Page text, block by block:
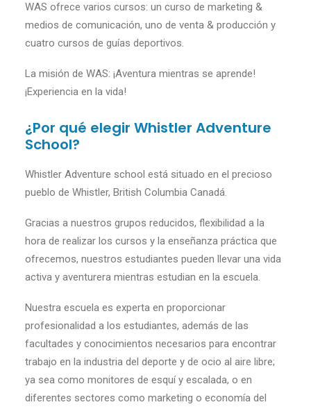
WAS ofrece varios cursos: un curso de marketing &
medios de comunicación, uno de venta & producción y
cuatro cursos de guías deportivos.
La misión de WAS: ¡Aventura mientras se aprende!
¡Experiencia en la vida!
¿Por qué elegir Whistler Adventure
School?
Whistler Adventure school está situado en el precioso
pueblo de Whistler, British Columbia Canadá.
Gracias a nuestros grupos reducidos, flexibilidad a la
hora de realizar los cursos y la enseñanza práctica que
ofrecemos, nuestros estudiantes pueden llevar una vida
activa y aventurera mientras estudian en la escuela.
Nuestra escuela es experta en proporcionar
profesionalidad a los estudiantes, además de las
facultades y conocimientos necesarios para encontrar
trabajo en la industria del deporte y de ocio al aire libre;
ya sea como monitores de esquí y escalada, o en
diferentes sectores como marketing o economía del